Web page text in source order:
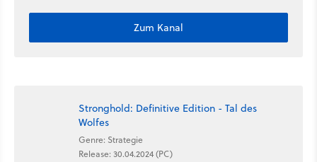
Zum Kanal
Stronghold: Definitive Edition - Tal des
Wolfes
Genre: Strategie
Release: 30.04.2024 (PC)